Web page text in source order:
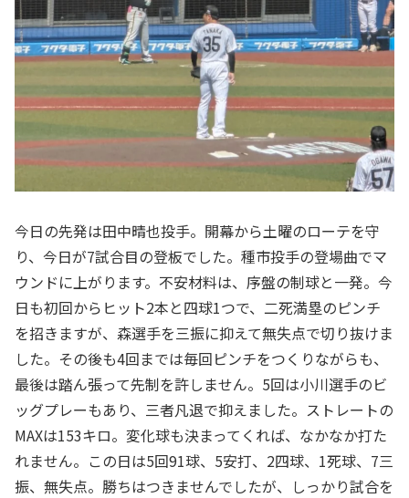
今日の先発は田中晴也投手。開幕から土曜のローテを守
り、今日が7試合目の登板でした。種市投手の登場曲でマ
ウンドに上がります。不安材料は、序盤の制球と一発。今
日も初回からヒット2本と四球1つで、二死満塁のピンチ
を招きますが、森選手を三振に抑えて無失点で切り抜けま
した。その後も4回までは毎回ピンチをつくりながらも、
最後は踏ん張って先制を許しません。5回は小川選手のビ
ッグプレーもあり、三者凡退で抑えました。ストレートの
MAXは153キロ。変化球も決まってくれば、なかなか打た
れません。この日は5回91球、5安打、2四球、1死球、7三
振、無失点。勝ちはつきませんでしたが、しっかり試合を